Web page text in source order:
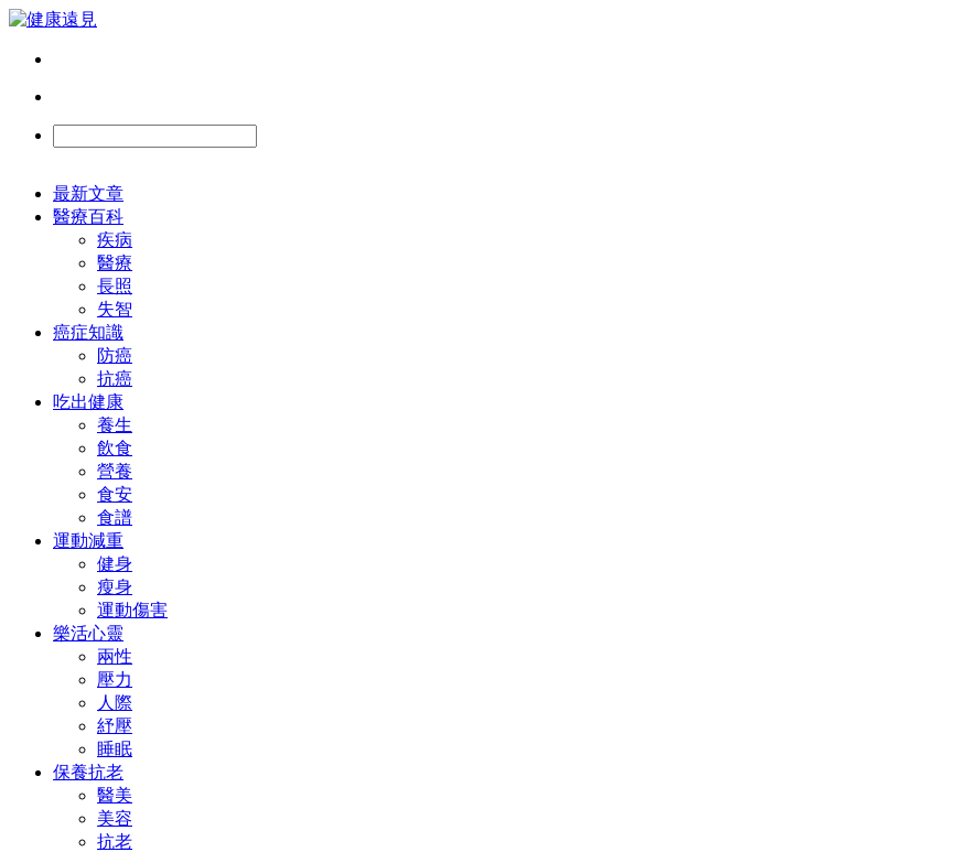
最新文章
醫療百科
疾病
醫療
長照
失智
癌症知識
防癌
抗癌
吃出健康
養生
飲食
營養
食安
食譜
運動減重
健身
瘦身
運動傷害
樂活心靈
兩性
壓力
人際
紓壓
睡眠
保養抗老
醫美
美容
抗老